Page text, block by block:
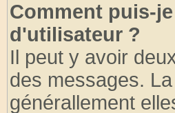
Comment puis-
d'utilisateur ?
Il peut y avoir
des messages.
générallement